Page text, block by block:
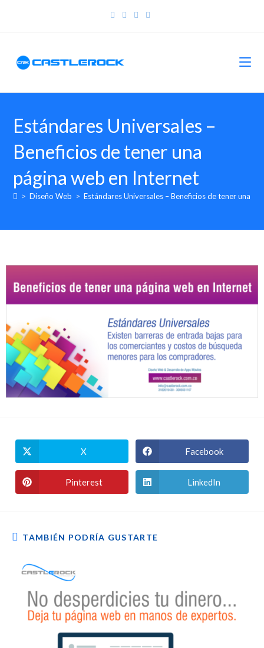
Estándares Universales –
Beneficios de tener una
página web en Internet
> Diseño Web > Estándares Universales – Beneficios de tener una
X Facebook
Pinterest LinkedIn
TAMBIÉN PODRÍA GUSTARTE